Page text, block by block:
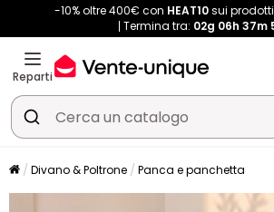
-10% oltre 400€ con HEAT10sui
Termina tra: 02g 06h 37m
Reparti
Divano & Poltrone Panca e panchetta